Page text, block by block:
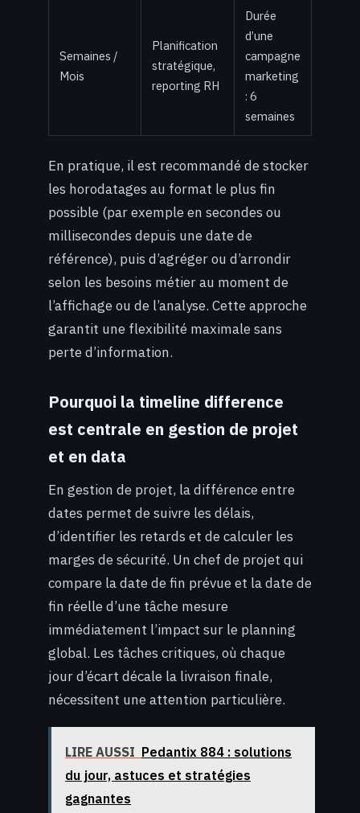
Semaines /
Mois
Planification
stratégique,
reporting RH
Durée
d’une
campagne
marketing
: 6
semaines
En pratique, il est recommandé de stocker
les horodatages au format le plus fin
possible (par exemple en secondes ou
millisecondes depuis une date de
référence), puis d’agréger ou d’arrondir
selon les besoins métier au moment de
l’affichage ou de l’analyse. Cette approche
garantit une flexibilité maximale sans
perte d’information.
Pourquoi la timeline difference
est centrale en gestion de projet
et en data
En gestion de projet, la différence entre
dates permet de suivre les délais,
d’identifier les retards et de calculer les
marges de sécurité. Un chef de projet qui
compare la date de fin prévue et la date de
fin réelle d’une tâche mesure
immédiatement l’impact sur le planning
global. Les tâches critiques, où chaque
jour d’écart décale la livraison finale,
nécessitent une attention particulière.
LIRE AUSSI Pedantix 884 : solutions
du jour, astuces et stratégies
gagnantes